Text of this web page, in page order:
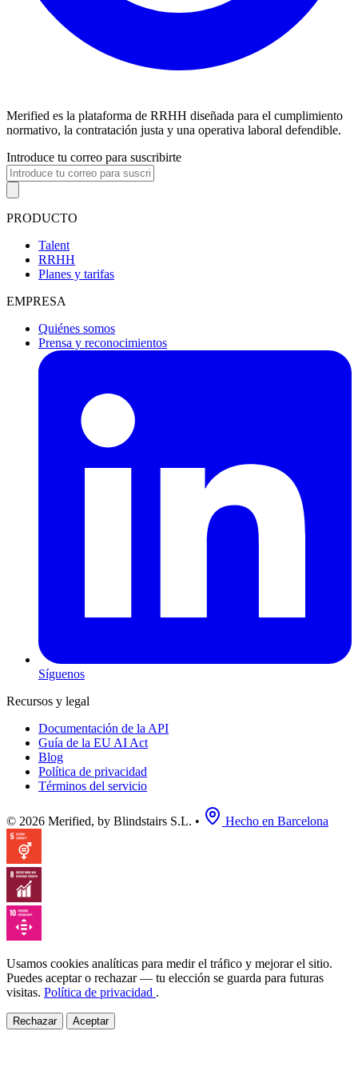
Merified es la plataforma de RRHH diseñada para el cumplimiento
normativo, la contratación justa y una operativa laboral defendible.
Introduce tu correo para suscribirte
PRODUCTO
Talent
RRHH
Planes y tarifas
EMPRESA
Quiénes somos
Prensa y reconocimientos
Síguenos
Recursos y legal
Documentación de la API
Guía de la EU AI Act
Blog
Política de privacidad
Términos del servicio
© 2026 Merified, by Blindstairs S.L. • Hecho en Barcelona
Usamos cookies analíticas para medir el tráfico y mejorar el sitio.
Puedes aceptar o rechazar — tu elección se guarda para futuras
visitas. Política de privacidad .
Rechazar Aceptar